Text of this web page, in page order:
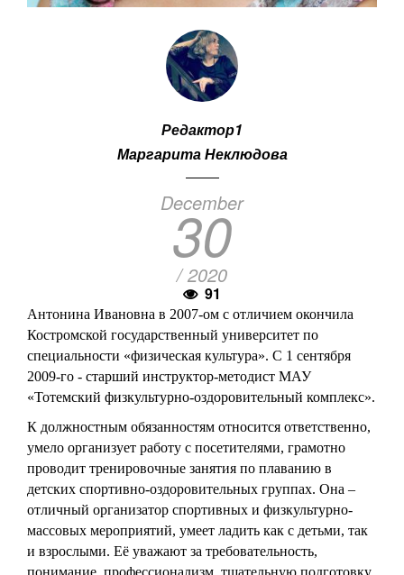
Редактор1
Маргарита Неклюдова
December
30
/ 2020
91
Антонина Ивановна в 2007-ом с отличием окончила
Костромской государственный университет по
специальности «физическая культура». С 1 сентября
2009-го - старший инструктор-методист МАУ
«Тотемский физкультурно-оздоровительный комплекс».
К должностным обязанностям относится ответственно,
умело организует работу с посетителями, грамотно
проводит тренировочные занятия по плаванию в
детских спортивно-оздоровительных группах. Она –
отличный организатор спортивных и физкультурно-
массовых мероприятий, умеет ладить как с детьми, так
и взрослыми. Её уважают за требовательность,
понимание, профессионализм, тщательную подготовку